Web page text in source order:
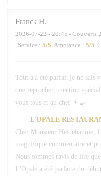
Franck H
2026-07-22 - 20:45 - Couverts 2
Service : 5/5 Ambiance : 5/5
Tout à a été parfait je ne sais
que reprocher, mention
vous tous et au chef 👨‍🍳
L'OPALE
Cher Monsieur Heldebaume,
magnifique commentaire et
Nous sommes ravis de lire
L'Opale a été parfaite du